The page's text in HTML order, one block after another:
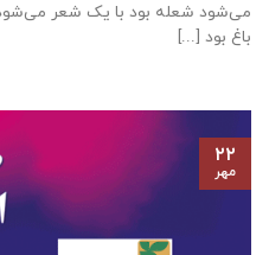
می‌شود شعله بود با یک شعر
باغ بود [...]
۲۲
مهر